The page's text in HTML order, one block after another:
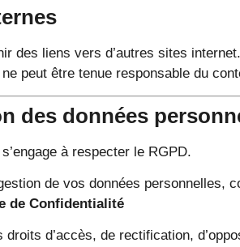
des liens vers d’autres sites internet.
peut être tenue responsable du
des données
à respecter le RGPD.
de vos données personnelles,
de Confidentialité
d’accès, de rectification,